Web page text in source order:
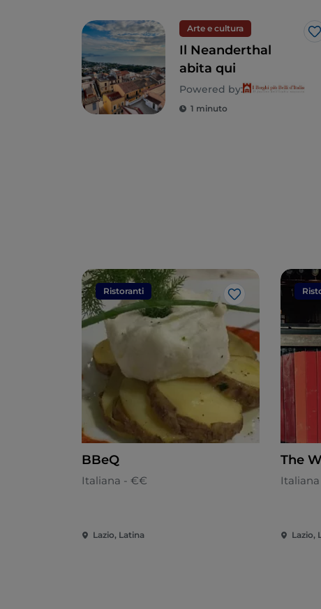
Arte e cultura
Il Neanderthal
abita qui
Powered by:
1 minuto
Ristoranti
Like
BBeQ
Italiana - €€
Lazio, Latina
The
Italiana
Lazio,